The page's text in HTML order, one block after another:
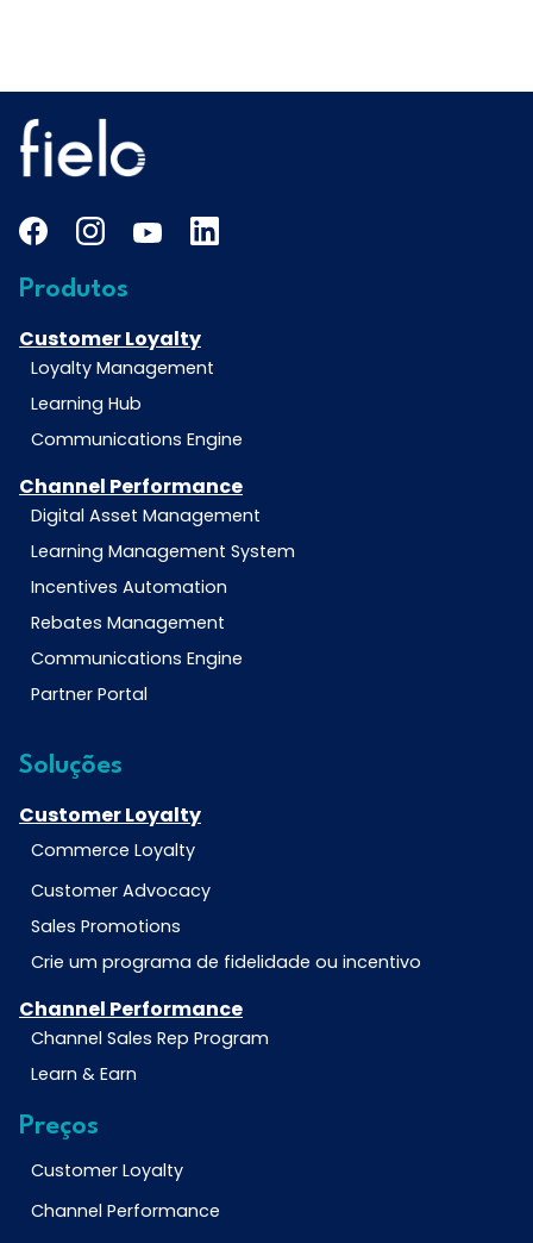
Produtos
Customer Loyalty
Loyalty Management
Learning Hub
Communications Engine
Channel Performance
Digital Asset Management
Learning Management System
Incentives Automation
Rebates Management
Communications Engine
Partner Portal
Soluções
Customer Loyalty
Commerce Loyalty
Customer Advocacy
Sales Promotions
Crie um programa de fidelidade ou incentivo
Channel Performance
Channel Sales Rep Program
Learn & Earn
Preços
Customer Loyalty
Channel Performance